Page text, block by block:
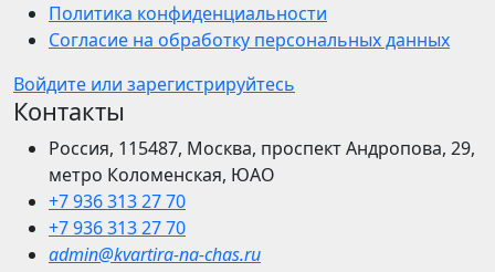
Политика конфиденциальности
Согласие на обработку персональных данных
Войдите или зарегистрируйтесь
Контакты
Россия, 115487, Москва, проспект Андропова, 29,
метро Коломенская, ЮАО
+7 936 313 27 70
+7 936 313 27 70
admin@kvartira-na-chas.ru